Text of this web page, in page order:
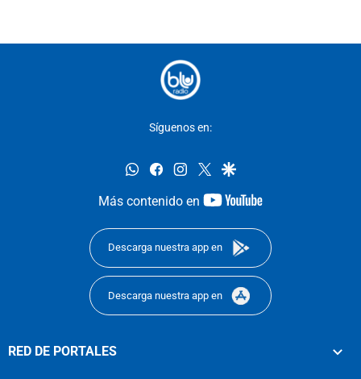
Síguenos en:
whatsappfacebookinstagram
twittergoogle
Más contenido en
youtube-
Descarga nuestra app en
Descarga nuestra app en
RED DE PORTALES